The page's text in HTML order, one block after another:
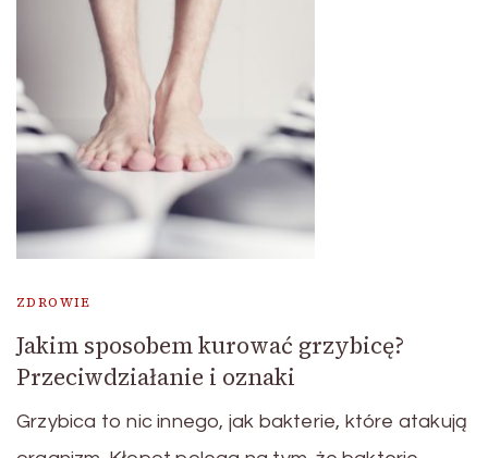
ZDROWIE
Jakim sposobem kurować grzybicę?
Przeciwdziałanie i oznaki
Grzybica to nic innego, jak bakterie, które atakują